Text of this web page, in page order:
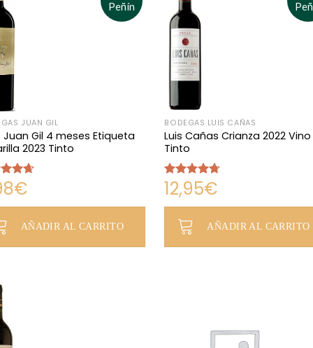
Peñín
JUAN GIL
Juan Gil 4 meses Etiqueta
2023 Tinto
4.67€
AÑADIR AL CARRITO
BODEGAS LUIS CAÑAS
Luis Cañas Crianza 2022 Vino
Tinto
Valorado
con4.67
de 5
12,95€
AÑADIR AL CARRITO